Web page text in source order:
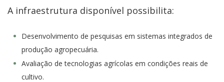
A infraestrutura disponível possibilita:
Desenvolvimento de pesquisas em sistemas integrados de
produção agropecuária.
Avaliação de tecnologias agrícolas em condições reais de
cultivo.